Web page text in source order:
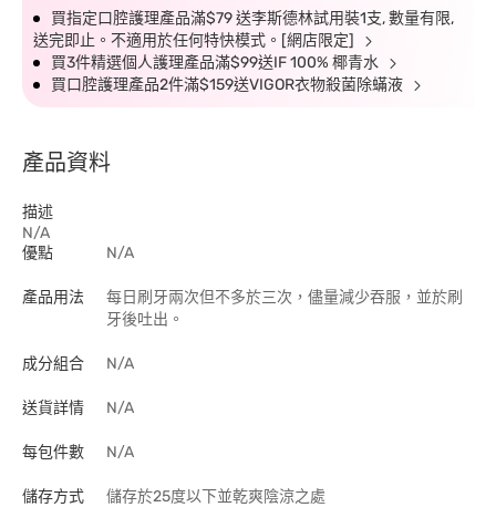
買指定口腔護理產品滿$79 送李斯德林試用裝1支, 數量有限,
送完即止。不適用於任何特快模式。[網店限定]
買3件精選個人護理產品滿$99送IF 100% 椰青水
買口腔護理產品2件滿$159送VIGOR衣物殺菌除蟎液
產品資料
描述
N/A
優點
N/A
產品用法
每日刷牙兩次但不多於三次，儘量減少吞服，並於刷
牙後吐出。
成分組合 N/A
送貨詳情 N/A
每包件數 N/A
儲存方式 儲存於25度以下並乾爽陰涼之處